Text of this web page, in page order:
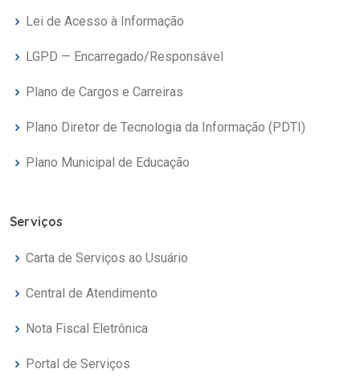
Lei de Acesso à Informação
LGPD — Encarregado/Responsável
Plano de Cargos e Carreiras
Plano Diretor de Tecnologia da Informação (PDTI)
Plano Municipal de Educação
Serviços
Carta de Serviços ao Usuário
Central de Atendimento
Nota Fiscal Eletrônica
Portal de Serviços